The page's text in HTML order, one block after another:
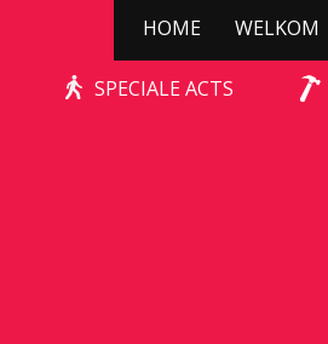
HOME WELKOM
SPECIALE ACTS